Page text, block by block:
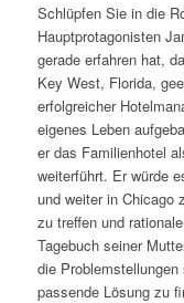
Schlüpfen Sie in die
Hauptprotagonisten
gerade erfahren hat,
Key West, Florida,
erfolgreicher
eigenes Leben
er das Familienhotel
weiterführt. Er würde
und weiter in Chicago
zu treffen und
Tagebuch seiner
die
passende Lösung zu